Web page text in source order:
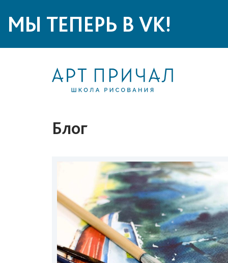
МЫ ТЕПЕРЬ В VK!
Блог